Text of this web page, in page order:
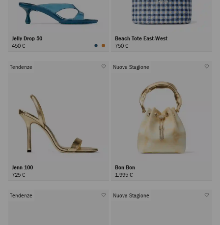
Jelly Drop 50
450 €
Beach Tote East-West
750 €
Tendenze
Jenn 100
725 €
Nuova Stagione
Bon Bon
1.995 €
Tendenze Nuova Stagione